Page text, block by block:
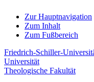
Zur Hauptnavigation
Zum Inhalt
Zum Fußbereich
Friedrich-Schiller-
Universität
Theologische Fakultät